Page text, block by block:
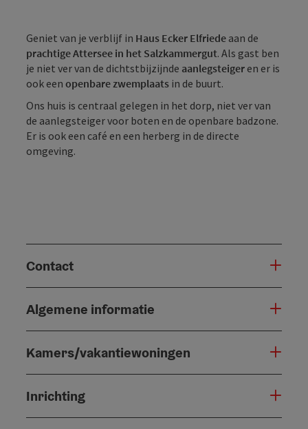
Geniet van je verblijf in Haus Ecker Elfriede aan de
prachtige Attersee in het Salzkammergut. Als gast ben
je niet ver van de dichtstbijzijnde aanlegsteiger en er is
ook een openbare zwemplaats in de buurt.
Ons huis is centraal gelegen in het dorp, niet ver van
de aanlegsteiger voor boten en de openbare badzone.
Er is ook een café en een herberg in de directe
omgeving.
Contact
Algemene informatie
Kamers/vakantiewoningen
Inrichting